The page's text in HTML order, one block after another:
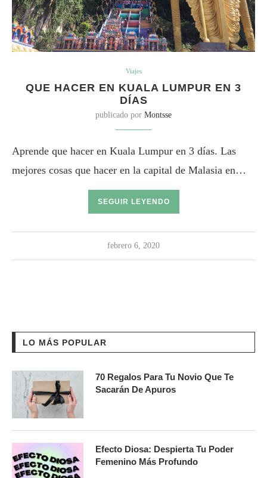
Viajes
QUE HACER EN KUALA LUMPUR EN 3
DÍAS
publicado por Montsse
Aprende que hacer en Kuala Lumpur en 3 días. Las
mejores cosas que hacer en la capital de Malasia en…
SEGUIR LEYENDO
febrero 6, 2020
LO MÁS POPULAR
70 Regalos Para Tu Novio Que Te
Sacarán De Apuros
Efecto Diosa: Despierta Tu Poder
Femenino Más Profundo